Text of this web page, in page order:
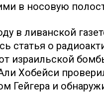
в носовую
в ливанской
статья о
израильской
Хобейси
Гейгера и